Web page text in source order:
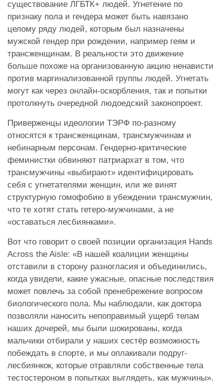
существование ЛГБТК+ людей. Угнетение по
признаку пола и гендера может быть навязано
целому ряду людей, которым был назначены
мужской гендер при рождении, например геям и
трансженщинам. В реальности это движение
больше похоже на организованную акцию ненависти
против маргинализованной группы людей. Угнетать
могут как через онлайн-оскорбления, так и попытки
протолкнуть очередной людоедский законопроект.
Приверженцы идеологии ТЭРФ по-разному
относятся к трансженщинам, трансмужчинам и
небинарным персонам. Гендерно-критические
феминистки обвиняют патриархат в том, что
трансмужчины «выбирают» идентифицировать
себя с угнетателями женщин, или же винят
структурную гомофобию в убеждении трансмужчин,
что те хотят стать гетеро-мужчинами, а не
«оставаться лесбиянками».
Вот что говорит о своей позиции организация Hands
Across the Aisle: «В нашей коалиции женщины
отставили в сторону разногласия и объединились,
когда увидели, какие ужасные, опасные последствия
может повлечь за собой пренебрежение вопросом
биологического пола. Мы наблюдали, как доктора
позволяли наносить непоправимый ущерб телам
наших дочерей, мы были шокированы, когда
мальчики отбирали у наших сестёр возможность
побеждать в спорте, и мы оплакивали подруг-
лесбиянкок, которые отравляли собственные тела
тестостероном в попытках выглядеть, как мужчины».